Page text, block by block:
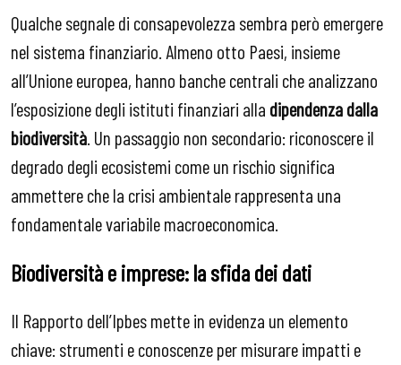
Qualche segnale di consapevolezza sembra però emergere
nel sistema finanziario. Almeno otto Paesi, insieme
all’Unione europea, hanno banche centrali che analizzano
l’esposizione degli istituti finanziari alla dipendenza dalla
biodiversità. Un passaggio non secondario: riconoscere il
degrado degli ecosistemi come un rischio significa
ammettere che la crisi ambientale rappresenta una
fondamentale variabile macroeconomica.
Biodiversità e imprese: la sfida dei dati
Il Rapporto dell’Ipbes mette in evidenza un elemento
chiave: strumenti e conoscenze per misurare impatti e